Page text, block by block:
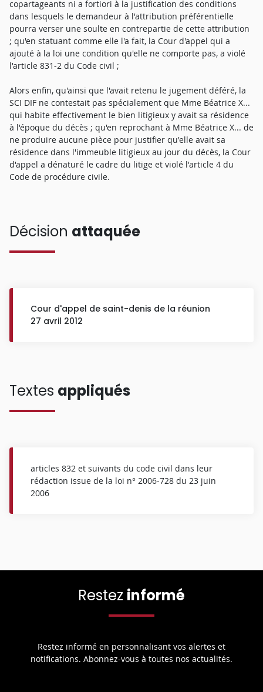
copartageants ni a fortiori à la justification des conditions
dans lesquels le demandeur à l'attribution préférentielle
pourra verser une soulte en contrepartie de cette attribution
; qu'en statuant comme elle l'a fait, la Cour d'appel qui a
ajouté à la loi une condition qu'elle ne comporte pas, a violé
l'article 831-2 du Code civil ;
Alors enfin, qu'ainsi que l'avait retenu le jugement déféré, la
SCI DIF ne contestait pas spécialement que Mme Béatrice X...
qui habite effectivement le bien litigieux y avait sa résidence
à l'époque du décès ; qu'en reprochant à Mme Béatrice X... de
ne produire aucune pièce pour justifier qu'elle avait sa
résidence dans l'immeuble litigieux au jour du décès, la Cour
d'appel a dénaturé le cadre du litige et violé l'article 4 du
Code de procédure civile.
Décision attaquée
Cour d'appel de saint-denis de la réunion
27 avril 2012
Textes appliqués
articles 832 et suivants du code civil dans leur
rédaction issue de la loi n° 2006-728 du 23 juin
2006
Restez informé
Restez informé en personnalisant vos alertes et
notifications. Abonnez-vous à toutes nos actualités.